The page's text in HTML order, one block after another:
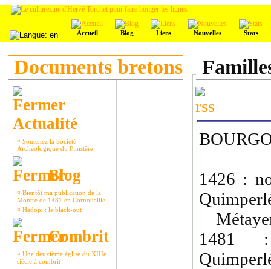
Accueil Blog Liens Nouvelles Stats
Documents bretons
Actualité
¤ Soutenez la Société
Archéologique du Finistère
Blog
¤ Bientôt ma publication de la
Montre de 1481 en Cornouaille
¤ Hadopi : le black-out
Combrit
¤ Une deuxième église du XIIIe
siècle à combrit
1426 :
1481 :